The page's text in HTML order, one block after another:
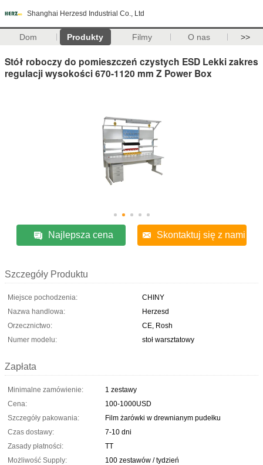
Shanghai Herzesd Industrial Co., Ltd
Dom Produkty Filmy O nas >>
Stół roboczy do pomieszczeń czystych ESD Lekki zakres
regulacji wysokości 670-1120 mm Z Power Box
Najlepsza cena Skontaktuj się z nami
Szczegóły Produktu
Miejsce pochodzenia:
CHINY
Nazwa handlowa:
Herzesd
Orzecznictwo:
CE, Rosh
Numer modelu:
stoł warsztatowy
Zapłata
Minimalne zamówienie:
1 zestawy
Cena:
100-1000USD
Szczegóły pakowania:
Film żarówki w drewnianym pudełku
Czas dostawy:
7-10 dni
Zasady płatności:
TT
Możliwość Supply:
100 zestawów / tydzień